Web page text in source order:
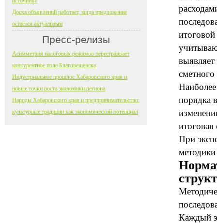
сметного
порядка
При
Каждый
Доска объявлений работает, когда предложение
остаётся актуальным
Пресс-релизы
Асимметрия налоговых режимов перестраивает
конкурентное поле Благовещенска
Индустриальное прошлое Хабаровского края и
новые точки роста экономики региона
Народы Хабаровского края и предпринимательство:
культурные традиции как экономический потенциал